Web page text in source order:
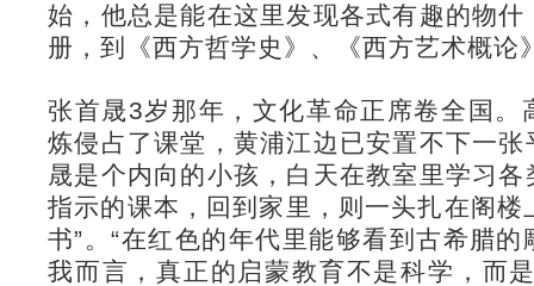
始，他总是能在这里发现各式有趣的物
册，到《西方哲学史》、《西方艺术概论
张首晟3岁那年，文化革命正席卷全国。
炼侵占了课堂，黄浦江边已安置不下一
晟是个内向的小孩，白天在教室里学习
指示的课本，回到家里，则一头扎在阁楼
书”。“在红色的年代里能够看到古希腊
我而言，真正的启蒙教育不是科学，而